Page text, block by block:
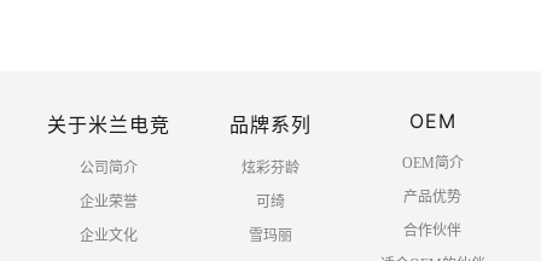
关于米兰电竞
公司简介
企业荣誉
企业文化
品牌系列
炫彩芬龄
可绮
雪玛丽
OEM
OEM简介
产品优势
合作伙伴